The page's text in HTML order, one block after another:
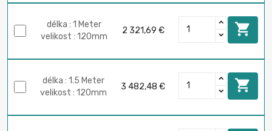
délka : 1 Meter
velikost : 120mm
2 321,69 € 
délka : 1.5 Meter
velikost : 120mm
3 482,48 € 